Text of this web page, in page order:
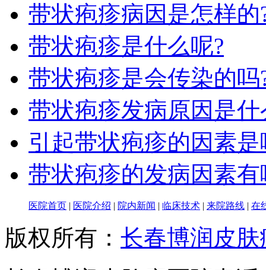
带状疱疹病因是怎样的
带状疱疹是什么呢?
带状疱疹是会传染的吗
带状疱疹发病原因是什
引起带状疱疹的因素是
带状疱疹的发病因素有
医院首页 | 医院介绍 | 院内新闻 | 临床技术 | 来院路线 | 在
版权所有： 长春博润皮肤